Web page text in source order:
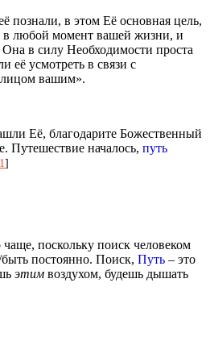
познали, в этом Её основная цель,
в любой момент вашей жизни, и
в силу Необходимости проста
её усмотреть в связи с
вашим».
Её, благодарите Божественный
Путешествие началось, путь
]
поскольку поиск человеком
постоянно. Поиск, Путь – это
этим воздухом, будешь дышать